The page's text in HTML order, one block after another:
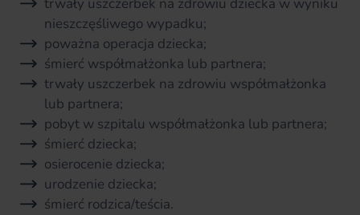
nieszczęśliwego wypadku;
poważna operacja dziecka;
śmierć współmałżonka lub partnera;
trwały uszczerbek na zdrowiu współmałżonka
lub partnera;
pobyt w szpitalu współmałżonka lub partnera;
śmierć dziecka;
osierocenie dziecka;
urodzenie dziecka;
śmierć rodzica/teścia.